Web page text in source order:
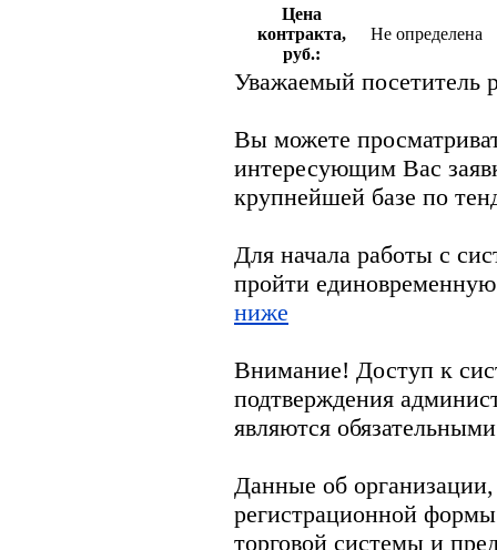
Цена
контракта,
руб.:
Не определена
Уважаемый посетитель
Вы можете
интересующим Вас
крупнейшей базе по
Для начала работы с
пройти
ниже
Внимание! Доступ к
подтверждения
являются
Данные об
регистрационной
торговой системы и